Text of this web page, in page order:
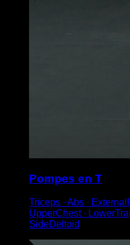
Pompes en T
Triceps ∙ Abs ∙
UpperChest ∙
SideDeltoid